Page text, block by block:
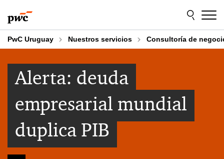
to
content
to
footer
PwC Uruguay Nuestros servicios Consultoría de
Alerta: deuda
empresarial mundial
duplica PIB